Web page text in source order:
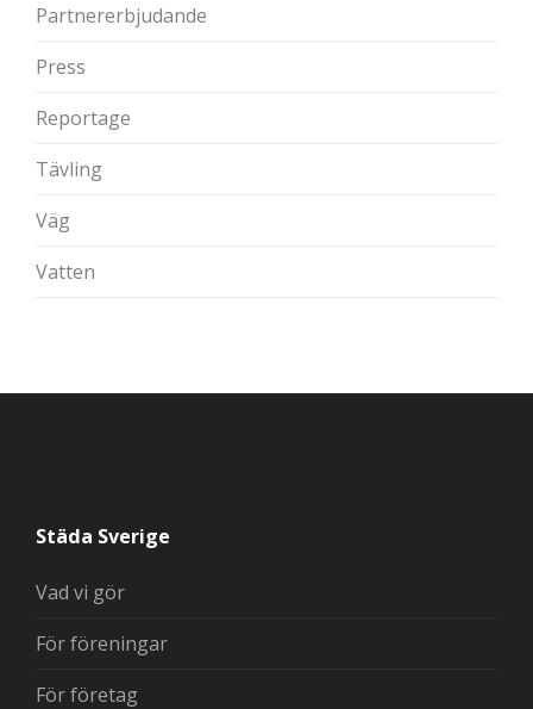
Partnererbjudande
Press
Reportage
Tävling
Väg
Vatten
Städa Sverige
Vad vi gör
För föreningar
För företag